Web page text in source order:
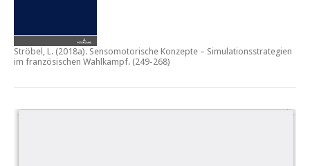
Ströbel, L. (2018a). Sensomotorische Konzepte – Simulationsstrategien
im französischen Wahlkampf. (249-268)